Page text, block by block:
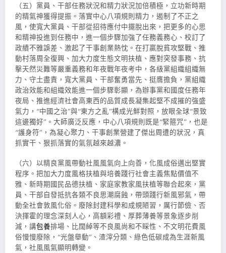
（五）黨員、干部任務狀況和精力狀況加倍積極，立功新時期
的精氣神獲得提振。落實中心八項規則精力，遏制了不正之
風，使寬大黨員、干部從招待應付中擺脫出來，把更多的心思
和精神投進到任務中，進一個步驟加強了任務義務心、校訂了
政績不雅誤差、激起了干事創業熱忱。在打贏脫貧攻堅戰、推
動村落周全復興、加大力度生態文明扶植、應對突發事務、抗
擊天然災難等嚴重義務和年夜戰年夜考中，各級黨組織組織無
力、守土盡責，寬大黨員、干部奮勇當先、挺膺擔負，黨組織
政治效能和組織效能進一個步驟彰顯，為辦事黨和國度任務年
夜局、推進經濟社會高東西的品質成長凝集起堅不成摧的強盛
氣力，“中國之治”與“東方之亂”構成光鮮對照，放眼全球“景致
這邊獨好”。大師廣泛反應，中心八項規則既是“緊箍咒”，也是
“護身符”，為凝心聚力、干事創業營建了傑出周遭的狀況，真
抓實干、狠抓落實的氣氛越來越濃。
（六）以精良黨風帶動社風風氣向上向善，化風成俗邁出堅實
程序。把加大力度風格扶植與培養踐行社會主義焦點價值不
雅、新時期國民品德扶植、家庭家教家風扶植等聯合起來，黨
員、干部自發抵抗各類不良思潮腐蝕，帶頭踐行新風邪氣，帶
動全社會敦風化俗。廢除封建科學和成規陋習，厲行節儉、否
決揮霍的理念深刻人心，高額彩禮、厚葬薄養等景象逐步削
減，講包養排場、比闊綽等不良風尚和不睬性、不文明花費風
俗慢慢廢除，“光盤舉動”、渣滓分類、綠色低碳成為生涯新風
氣，社風風氣顯明轉變。